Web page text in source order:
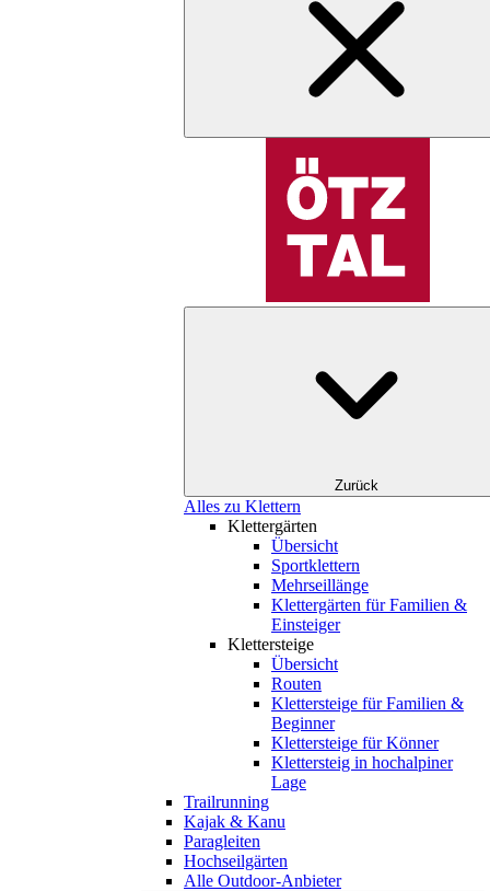
Zurück
Alles zu Klettern
Klettergärten
Übersicht
Sportklettern
Mehrseillänge
Klettergärten für Familien &
Einsteiger
Klettersteige
Übersicht
Routen
Klettersteige für Familien &
Beginner
Klettersteige für Könner
Klettersteig in hochalpiner
Lage
Trailrunning
Kajak & Kanu
Paragleiten
Hochseilgärten
Alle Outdoor-Anbieter